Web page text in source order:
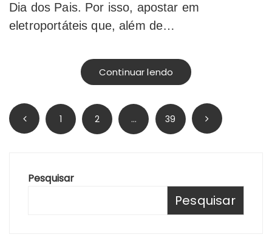
Dia dos Pais. Por isso, apostar em
eletroportáteis que, além de…
Continuar lendo
Paginação
de
1 2 … 39
Pesquisar
Pesquisar